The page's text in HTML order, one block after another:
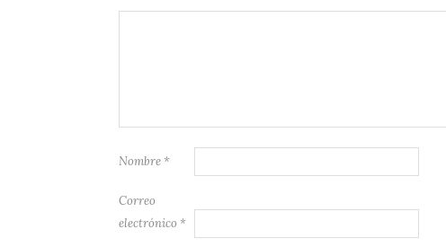
Nombre *
Correo
electrónico *